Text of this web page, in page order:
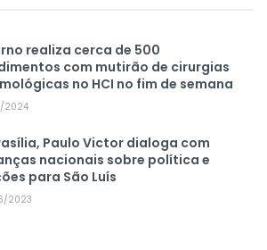
realiza cerca de 500
com mutirão de cirurgias
no HCI no fim de semana
2024
Paulo Victor dialoga com
nacionais sobre política e
para São Luís
2023